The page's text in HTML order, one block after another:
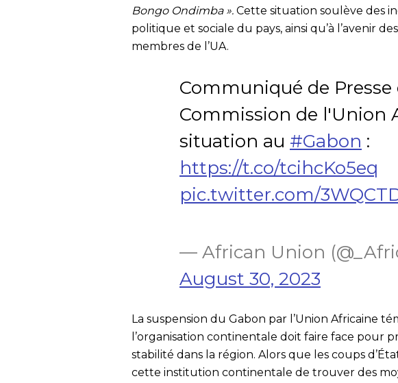
Bongo Ondimba ». Cette situation soulève des
politique et sociale du pays, ainsi qu’à l’avenir
membres de l’UA.
Communiqué de
Commission de l'Union
situation au #Gabon :
https://t.co/tcihcKo5eq
pic.twitter.com/
— African Union
August 30, 2023
La suspension du Gabon par l’Union Africaine
l’organisation continentale doit faire face pour
stabilité dans la région. Alors que les coups
cette institution continentale de trouver des